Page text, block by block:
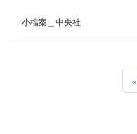
小檔案＿中央社
«